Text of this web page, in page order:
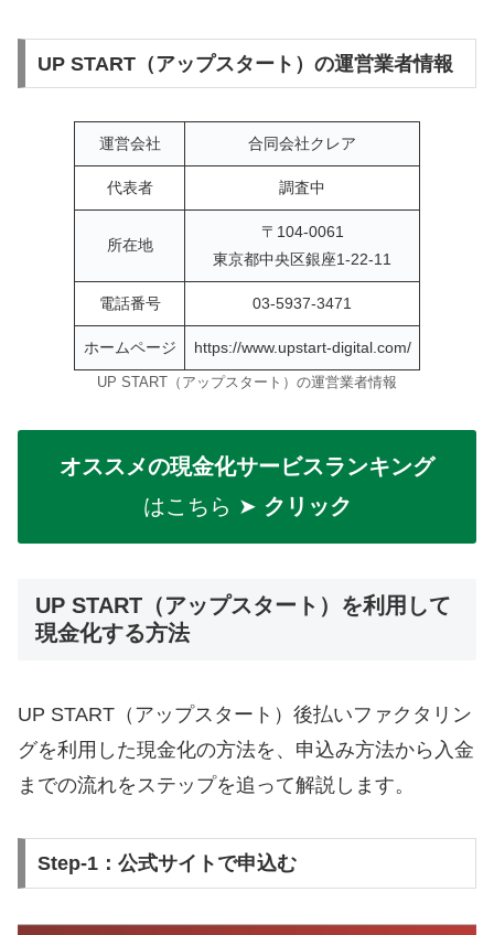
UP START（アップスタート）の運営業者情報
運営会社 合同会社クレア
代表者 調査中
所在地
〒104-0061
東京都中央区銀座1-22-11
電話番号 03-5937-3471
ホームページ https://www.upstart-digital.com/
UP START（アップスタート）の運営業者情報
オススメの現金化サービスランキング
はこちら ➤ クリック
UP START（アップスタート）を利用して
現金化する方法
UP START（アップスタート）後払いファクタリン
グを利用した現金化の方法を、申込み方法から入金
までの流れをステップを追って解説します。
Step-1：公式サイトで申込む